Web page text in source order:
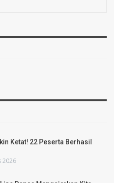
Ketat! 22 Peserta Berhasil
2026